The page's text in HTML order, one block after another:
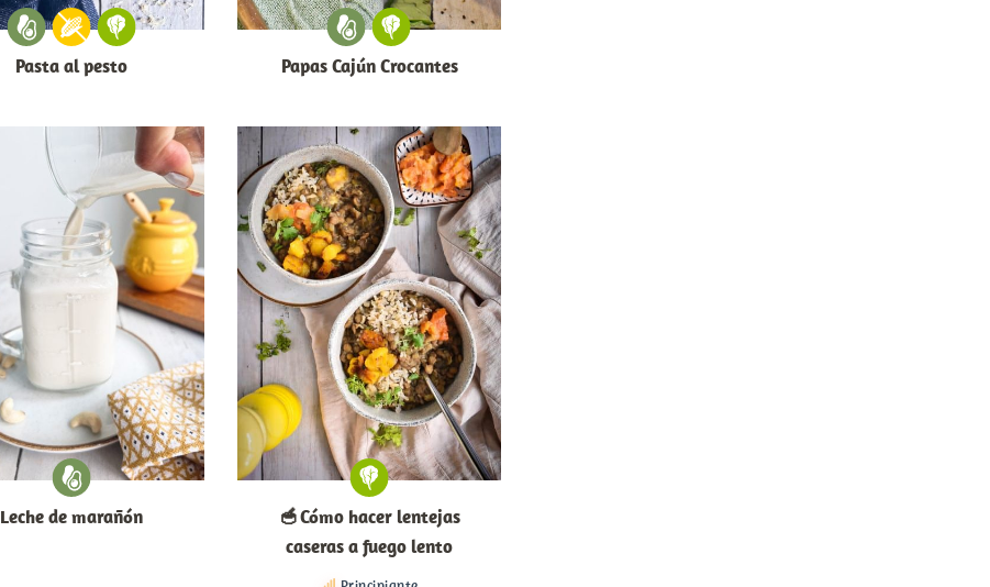
Pasta al pesto Papas Cajún Crocantes
Leche de marañón
🥣 Cómo hacer lentejas
caseras a fuego lento